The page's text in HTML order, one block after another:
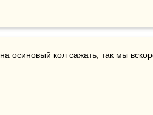
на осиновый кол сажать, так мы